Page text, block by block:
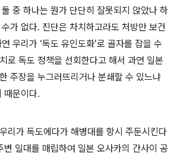
중 하나는 뭔가 단단히 잘못되지 않았나 하
가 없다. 진단은 차치하고라도 처방만 보건
우리가 ‘독도 유인도화’로 골자를 잡을 수
로 독도 정책을 선회한다고 해서 과연 일본
주장을 누그러뜨리거나 분쇄할 수 있느냐
때문이다.
리가 독도에다가 해병대를 항시 주둔시킨다
변 일대를 매립하여 일본 오사카의 간사이 공